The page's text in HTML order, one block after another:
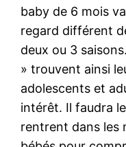
baby de 6 mois
regard différent
deux ou 3
» trouvent ainsi
adolescents et
intérêt. Il faudra
rentrent dans les